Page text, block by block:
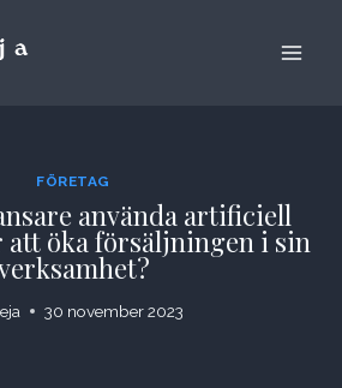
FÖRETAG
använda artificiell
öka försäljningen i sin
30 november 2023